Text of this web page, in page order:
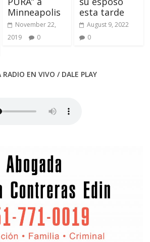
Minneapolis
November 22,
2019
0
esta tarde
August 9, 2022
0
RADIO EN VIVO / DALE PLAY